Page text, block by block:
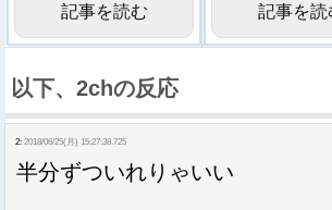
記事を読む
ｗｗｗ記事を読
以下、2chの反応
2: 2018/06/25(月) 15:27:38.725
半分ずついれりゃいい